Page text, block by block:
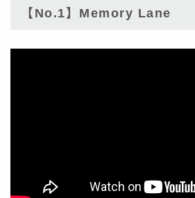
【No.1】Memory Lane